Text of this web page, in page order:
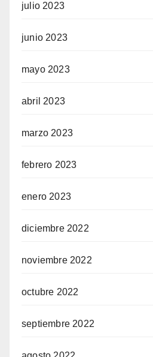
julio 2023
junio 2023
mayo 2023
abril 2023
marzo 2023
febrero 2023
enero 2023
diciembre 2022
noviembre 2022
octubre 2022
septiembre 2022